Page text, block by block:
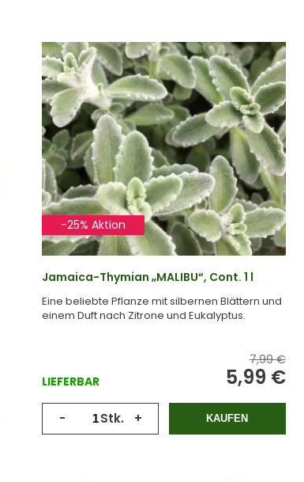
-25% Aktion
Jamaica-Thymian „MALIBU“, Cont. 1 l
Eine beliebte Pflanze mit silbernen Blättern und
einem Duft nach Zitrone und Eukalyptus.
LIEFERBAR
7,99 €
5,99 €
- Stk. + KAUFEN